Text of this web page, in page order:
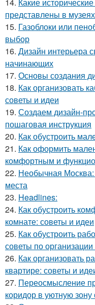
14. Какие
представлены в
15. Газоблоки или
выбор
16. Дизайн интерьера
начинающих
17. Основы создания
18. Как организовать
советы и идеи
19. Создаем дизайн-
пошаговая инструкция
20. Как обустроить
21. Как оформить
комфортным и
22. Необычная Москва:
места
23. Headlines:
24. Как обустроить
комнате: советы и идеи
25. Как обустроить
советы по
26. Как организовать
квартире: советы и
27. Переосмысление
коридор в уютную зону